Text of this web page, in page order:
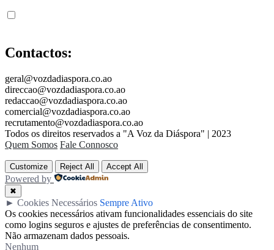
Contactos:
geral@vozdadiaspora.co.ao
direccao@vozdadiaspora.co.ao
redaccao@vozdadiaspora.co.ao
comercial@vozdadiaspora.co.ao
recrutamento@vozdadiaspora.co.ao
Todos os direitos reservados a "A Voz da Diáspora" | 2023
Quem Somos Fale Connosco
Customize Reject All Accept All
Powered by
✖
► Cookies Necessários Sempre Ativo
Os cookies necessários ativam funcionalidades essenciais do site
como logins seguros e ajustes de preferências de consentimento.
Não armazenam dados pessoais.
Nenhum